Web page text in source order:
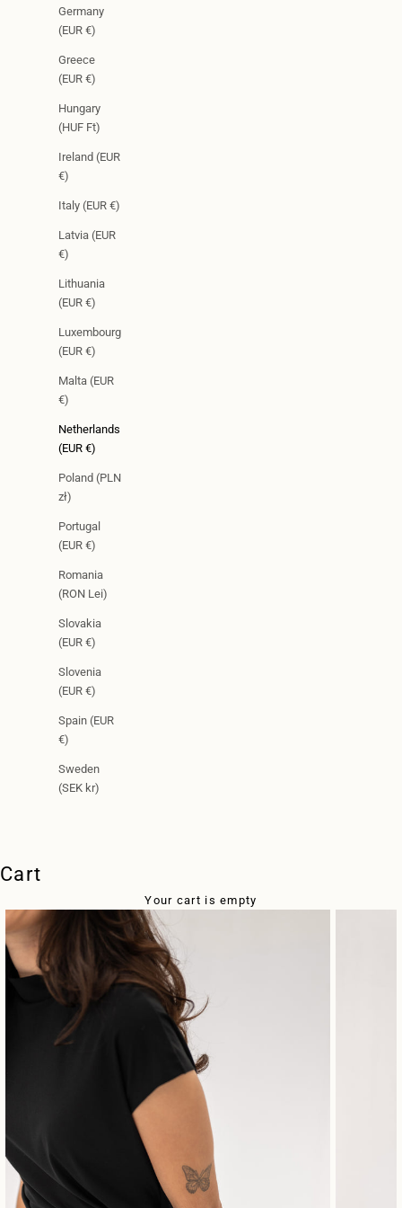
Germany
(EUR €)
Greece
(EUR €)
Hungary
(HUF Ft)
Ireland (EUR
€)
Italy (EUR €)
Latvia (EUR
€)
Lithuania
(EUR €)
Luxembourg
(EUR €)
Malta (EUR
€)
Netherlands
(EUR €)
Poland (PLN
zł)
Portugal
(EUR €)
Romania
(RON Lei)
Slovakia
(EUR €)
Slovenia
(EUR €)
Spain (EUR
€)
Sweden
(SEK kr)
Cart
Your cart is empty